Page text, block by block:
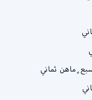
ماهن ثماني